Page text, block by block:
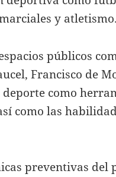
y atletismo.
públicos
Francisco de
deporte como
como las
preventivas del